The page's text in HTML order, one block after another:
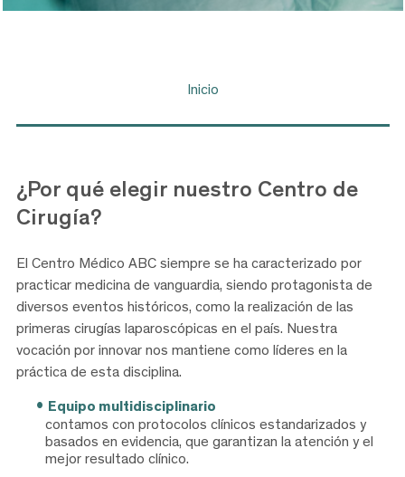
Inicio
¿Por qué elegir nuestro Centro de
Cirugía?
El Centro Médico ABC siempre se ha caracterizado por
practicar medicina de vanguardia, siendo protagonista de
diversos eventos históricos, como la realización de las
primeras cirugías laparoscópicas en el país. Nuestra
vocación por innovar nos mantiene como líderes en la
práctica de esta disciplina.
Equipo multidisciplinario
contamos con protocolos clínicos estandarizados y
basados en evidencia, que garantizan la atención y el
mejor resultado clínico.